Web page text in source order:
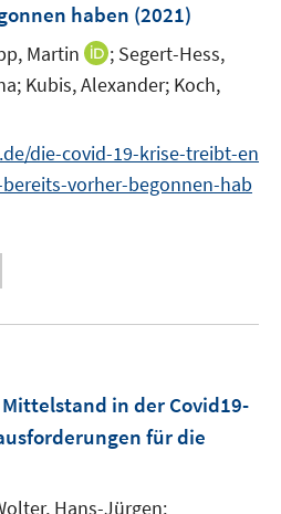
haben (2021)
Martin
I
n
u
e
s
r
f
n
; Segert-Hess,
Kubis, Alexander; Koch,
die-covid-19-krise-treibt-en
vorher-begonnen-hab
in der Covid19-
für die
Hans-Jürgen;